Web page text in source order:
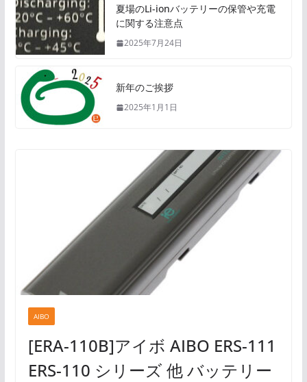
夏場のLi-ionバッテリーの保管や充電
に関する注意点
2025年7月24日
新年のご挨拶
2025年1月1日
AIBO
[ERA-110B]アイボ AIBO ERS-111
ERS-110 シリーズ 他 バッテリー